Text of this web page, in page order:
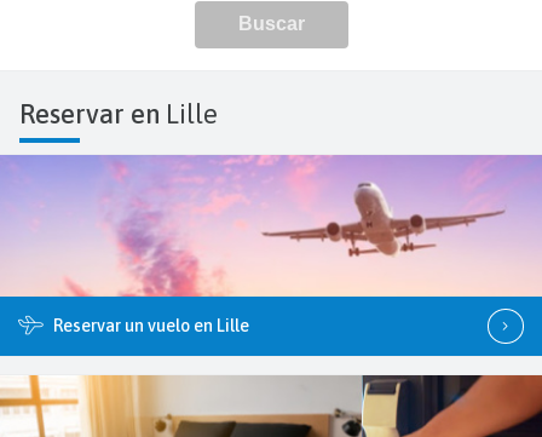
Reservar en Lille
Reservar un vuelo en Lille